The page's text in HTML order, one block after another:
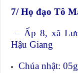
7/ Họ đạo Tô
– Ấp 8, xã
Hậu Giang
Chúa nhật: